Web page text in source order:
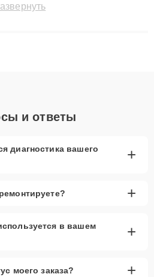
до 3 лет. Наши мастера
и ответы
диагностика вашего
+
+
в вашем
+
моего заказа? +